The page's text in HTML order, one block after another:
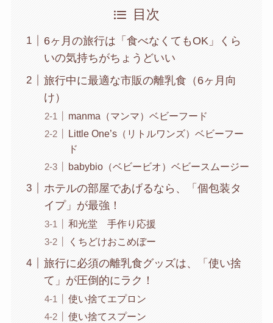
目次
6ヶ月の旅行は「食べなくてもOK」くら
いの気持ちがちょうどいい
旅行中に最適な市販の離乳食（6ヶ月向
け）
manma（マンマ）ベビーフード
Little One’s（リトルワンズ）ベビーフー
ド
babybio（ベビービオ）ベビースムージー
ホテルの部屋であげるなら、「個包装タ
イプ」が最強！
和光堂 手作り応援
くちどけおこめぼー
旅行に必須の離乳食グッズは、「使い捨
て」が圧倒的にラク！
使い捨てエプロン
使い捨てスプーン